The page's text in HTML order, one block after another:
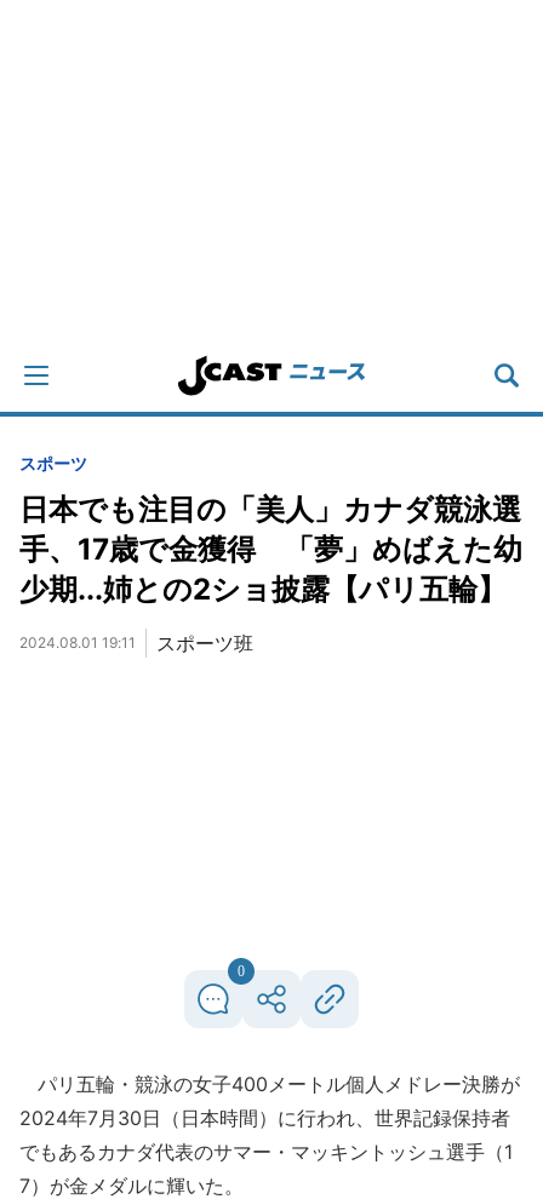
スポーツ
日本でも注目の「美人」カナダ競泳選
手、17歳で金獲得 「夢」めばえた幼
少期...姉との2ショ披露【パリ五輪】
2024.08.01 19:11 スポーツ班
0
パリ五輪・競泳の女子400メートル個人メドレー決勝が
2024年7月30日（日本時間）に行われ、世界記録保持者
でもあるカナダ代表のサマー・マッキントッシュ選手（1
7）が金メダルに輝いた。